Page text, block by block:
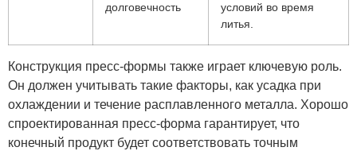
долговечность
условий во время
литья.
Конструкция пресс-формы также играет ключевую роль.
Он должен учитывать такие факторы, как усадка при
охлаждении и течение расплавленного металла. Хорошо
спроектированная пресс-форма гарантирует, что
конечный продукт будет соответствовать точным